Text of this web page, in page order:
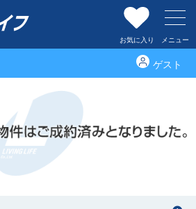
お気に入り メニュー
ゲスト